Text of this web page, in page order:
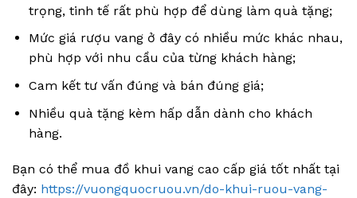
trọng, tinh tế rất phù hợp để dùng làm quà tặng;
Mức giá rượu vang ở đây có nhiều mức khác nhau,
phù hợp với nhu cầu của từng khách hàng;
Cam kết tư vấn đúng và bán đúng giá;
Nhiều quà tặng kèm hấp dẫn dành cho khách
hàng.
Bạn có thể mua đồ khui vang cao cấp giá tốt nhất tại
đây: https://vuongquocruou.vn/do-khui-ruou-vang-